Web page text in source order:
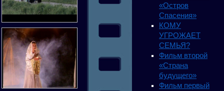
«Остров
Спасения»
КОМУ
УГРОЖАЕТ
СЕМЬЯ?
Фильм второй
«Страна
будущего»
Фильм первый